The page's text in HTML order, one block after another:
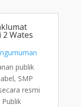
Wates
publik
SMP
resmi